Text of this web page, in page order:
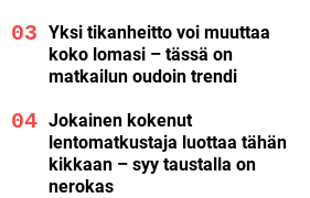
Yksi tikanheitto voi muuttaa
koko lomasi – tässä on
matkailun oudoin trendi
Jokainen kokenut
lentomatkustaja luottaa tähän
kikkaan – syy taustalla on
nerokas